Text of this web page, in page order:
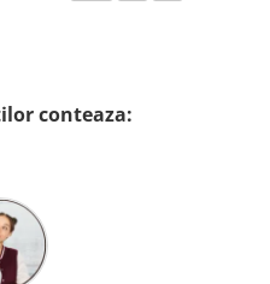
conteaza: